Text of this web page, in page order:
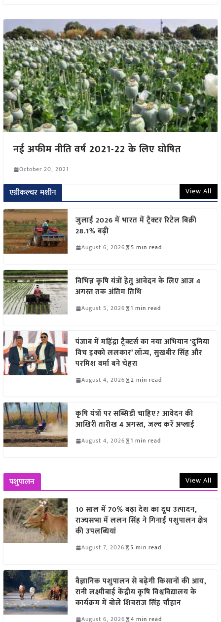
नई अफीम नीति वर्ष 2021-22 के लिए घोषित
October 20, 2021
एग्रीकल्चर मशीन View All
जुलाई 2026 में भारत में ट्रैक्टर रिटेल बिक्री
28.1% बढ़ी
August 6, 2026 5 min read
विभिन्न कृषि यंत्रों हेतु आवेदन के लिए आज 4
अगस्त तक अंतिम तिथि
August 5, 2026 1 min read
पंजाब में महिंद्रा ट्रैक्टर्स का नया अभियान ‘दुनिया
विच इक्को ललकार’ लॉन्च, सुखबीर सिंह और
परमिश वर्मा बने चेहरा
August 4, 2026 2 min read
कृषि यंत्रों पर सब्सिडी चाहिए? आवेदन की
आखिरी तारीख 4 अगस्त, जल्द करें अप्लाई
August 4, 2026 1 min read
पशुपालन View All
10 साल में 70% बढ़ा देश का दूध उत्पादन,
राज्यसभा में ललन सिंह ने गिनाईं पशुपालन क्षेत्र
की उपलब्धियां
August 7, 2026 5 min read
वैज्ञानिक पशुपालन से बढ़ेगी किसानों की आय,
रानी लक्ष्मीबाई केंद्रीय कृषि विश्वविद्यालय के
कार्यक्रम में बोले शिवराज सिंह चौहान
August 6, 2026 4 min read